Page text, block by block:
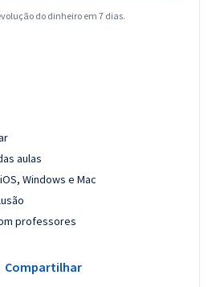
do dinheiro em 7 dias.
aulas
Windows e Mac
professores
Compartilhar